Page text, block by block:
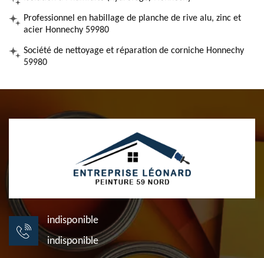
Professionnel en habillage de planche de rive alu, zinc et
acier Honnechy 59980
Société de nettoyage et réparation de corniche Honnechy
59980
indisponible
indisponible